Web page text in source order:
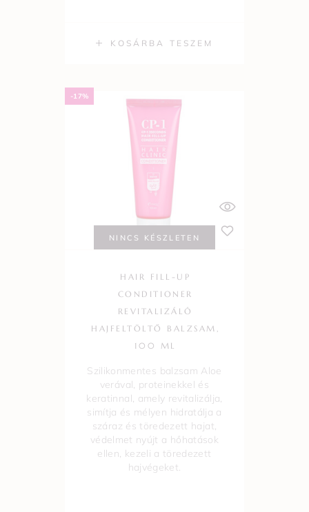
KOSÁRBA TESZEM
-17%
NINCS KÉSZLETEN
HAIR FILL-UP
CONDITIONER
REVITALIZÁLÓ
HAJFELTÖLTŐ BALZSAM,
100 ML
Szilikonmentes balzsam Aloe
verával, proteinekkel és
keratinnal, amely revitalizálja,
simítja és mélyen hidratálja a
száraz és töredezett hajat,
védelmet nyújt a hőhatások
ellen, kezeli a töredezett
hajvégeket.